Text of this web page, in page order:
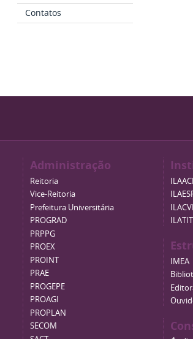
Contatos
Administração
Reitoria
Vice-Reitoria
Prefeitura Universitária
PROGRAD
PRPPG
PROEX
PROINT
PRAE
PROGEPE
PROAGI
PROPLAN
SECOM
ILATIT
IMEA